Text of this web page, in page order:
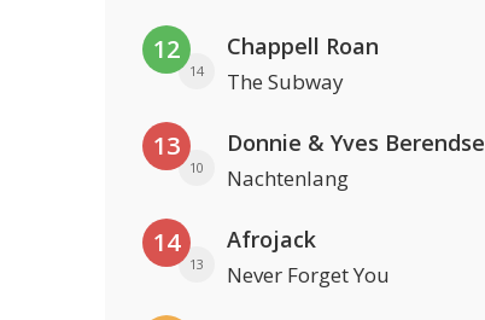
12
14
Chappell Roan
The Subway
13
10
Donnie & Yves Berendse
Nachtenlang
14
13
Afrojack
Never Forget You